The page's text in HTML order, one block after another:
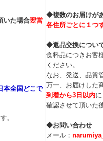
いた場合翌営
本全国どこで
。
◆複数のお届けが
各住所ごとに１つ
◆返品交換につい
食料品につきお客
ください。
なお、発送、品質
万一、お届けした
到着から3日以内に
確認させて頂いた
◆お問い合わせ
メール：